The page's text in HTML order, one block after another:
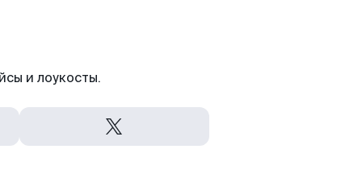
и лоукосты.